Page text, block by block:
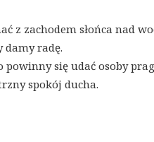
z zachodem słońca nad
damy radę.
się udać osoby
spokój ducha.